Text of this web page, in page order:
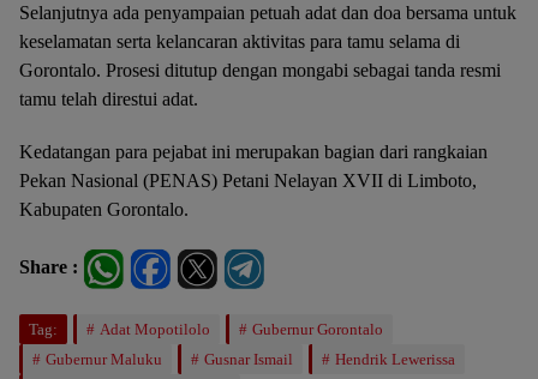
Selanjutnya ada penyampaian petuah adat dan doa bersama untuk
keselamatan serta kelancaran aktivitas para tamu selama di
Gorontalo. Prosesi ditutup dengan mongabi sebagai tanda resmi
tamu telah direstui adat.
Kedatangan para pejabat ini merupakan bagian dari rangkaian
Pekan Nasional (PENAS) Petani Nelayan XVII di Limboto,
Kabupaten Gorontalo.
Share :
Tag: Adat Mopotilolo
Gubernur Gorontalo
Gubernur Maluku
Gusnar Ismail
Hendrik Lewerissa